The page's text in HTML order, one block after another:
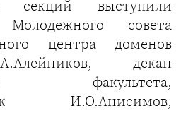
секций выступили
Молодёжного совета
центра доменов
декан
факультета,
И.О.Анисимов,